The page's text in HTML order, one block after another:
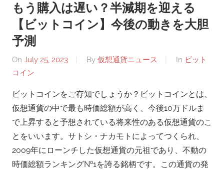
もう購入は遅い？半減期を迎える
【ビットコイン】今後の動きを大胆
予測
On July 25, 2023 By 仮想通貨ニュース In ビット
コイン
ビットコインをご存知でしょうか？ビットコインとは、
仮想通貨の中で最も時価総額が高く、今後10万ドルま
で上昇すると予想されている将来性のある仮想通貨のこ
とをいいます。サトシ・ナカモトによってつくられ、
2009年にローンチした仮想通貨の元祖であり、不動の
時価総額ランキング№1を誇る銘柄です。この通貨の発